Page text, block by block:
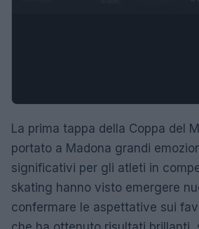
La prima tappa della Coppa del
portato a Madona grandi
significativi per gli atleti in
skating hanno visto emergere
confermare le aspettative sui